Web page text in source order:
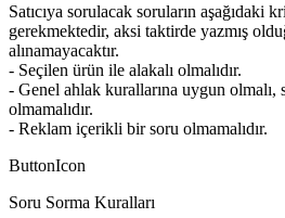
Satıcıya sorulacak soruların aşağıdaki
gerekmektedir, aksi taktirde yazmış
alınamayacaktır.
- Seçilen ürün ile alakalı olmalıdır.
- Genel ahlak kurallarına uygun
olmamalıdır.
- Reklam içerikli bir soru olmamalıdır.
ButtonIcon
Soru Sorma Kuralları